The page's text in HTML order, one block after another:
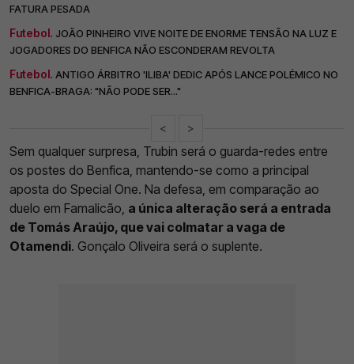
FATURA PESADA
Futebol. JOÃO PINHEIRO VIVE NOITE DE ENORME TENSÃO NA LUZ E
JOGADORES DO BENFICA NÃO ESCONDERAM REVOLTA
Futebol. ANTIGO ÁRBITRO 'ILIBA' DEDIC APÓS LANCE POLÉMICO NO
BENFICA-BRAGA: "NÃO PODE SER..."
< >
Sem qualquer surpresa, Trubin será o guarda-redes entre
os postes do Benfica, mantendo-se como a principal
aposta do Special One. Na defesa, em comparação ao
duelo em Famalicão, a única alteração será a entrada
de Tomás Araújo, que vai colmatar a vaga de
Otamendi. Gonçalo Oliveira será o suplente.